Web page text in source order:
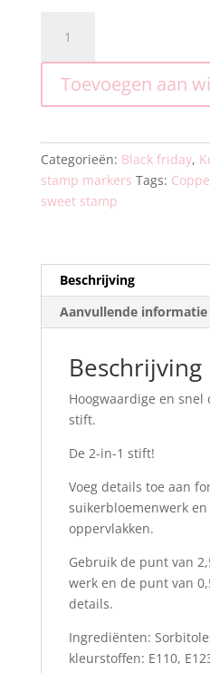
Metallic
Edible
Marker
-
aantal
Toevoegen aan
Categorieën: Black friday,
stamp markers Tags:
sweet stamp
Beschrijving
Aanvullende informatie
Beschrijving
Hoogwaardige en
stift.
De 2-in-1 stift!
Voeg details toe aan
suikerbloemenwerk
oppervlakken.
Gebruik de punt van
werk en de punt van
details.
Ingrediënten:
kleurstoffen: E110,